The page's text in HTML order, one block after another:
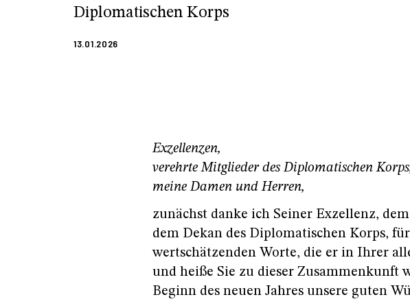
Diplomatischen Korps
13.01.2026
Exzellenzen,
verehrte Mitglieder des Diplomatischen
meine Damen und Herren,
zunächst danke ich Seiner Exzellenz,
dem Dekan des Diplomatischen Korps,
wertschätzenden Worte, die er in Ihrer
und heiße Sie zu dieser Zusammenkunft
Beginn des neuen Jahres unsere guten